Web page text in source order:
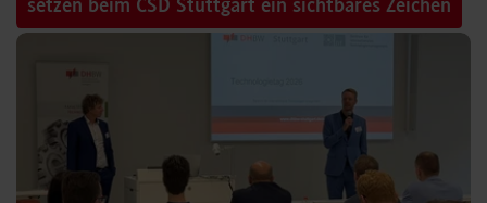
setzen beim CSD Stuttgart ein sichtbares Zeichen